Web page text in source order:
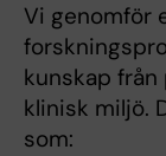
Vi genomför
kunskap
klinisk miljö.
som: